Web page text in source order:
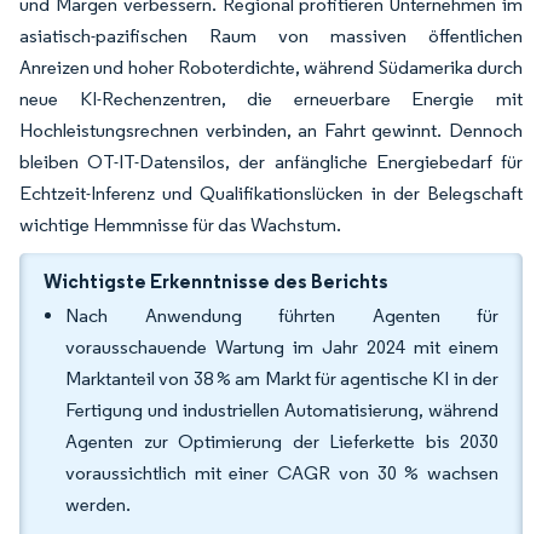
asiatisch-pazifischen Raum von massiven öffentlichen
Anreizen und hoher Roboterdichte, während Südamerika durch
neue KI-Rechenzentren, die erneuerbare Energie mit
Hochleistungsrechnen verbinden, an Fahrt gewinnt. Dennoch
bleiben OT-IT-Datensilos, der anfängliche Energiebedarf für
Echtzeit-Inferenz und Qualifikationslücken in der Belegschaft
wichtige Hemmnisse für das Wachstum.
Wichtigste Erkenntnisse des Berichts
Nach Anwendung führten Agenten für
vorausschauende Wartung im Jahr 2024 mit einem
Marktanteil von 38 % am Markt für agentische KI in der
Fertigung und industriellen Automatisierung, während
Agenten zur Optimierung der Lieferkette bis 2030
voraussichtlich mit einer CAGR von 30 % wachsen
werden.